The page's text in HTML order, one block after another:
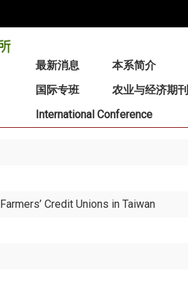
最新消息 本系简介
国际专班
农业与经济期刊
International Conference
Credit Unions in Taiwan